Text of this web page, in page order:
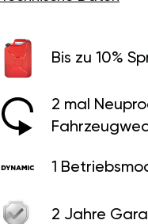
Bis zu 10%
2 mal
1
2 Jahre